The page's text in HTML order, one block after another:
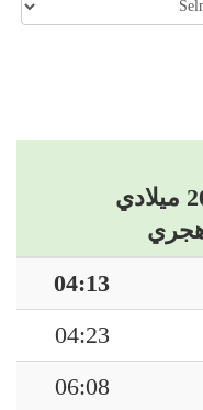
04:13
04:23
06:08